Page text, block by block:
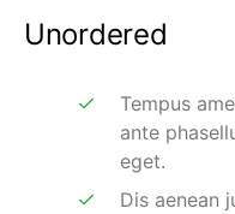
Unordered
Tempus
ante
eget.
Dis aenean